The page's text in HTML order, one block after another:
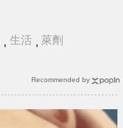
, 生活 , 萊劑
Recommended by